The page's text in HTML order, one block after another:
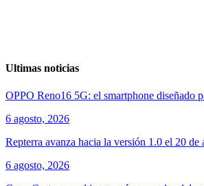
Ultimas noticias
OPPO Reno16 5G: el smartphone diseñado
6 agosto, 2026
Repterra avanza hacia la versión 1.0 el 20 de
6 agosto, 2026